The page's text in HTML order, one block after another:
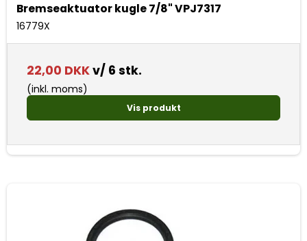
Bremseaktuator kugle 7/8" VPJ7317
16779X
22,00 DKKv/ 6 stk.
(inkl. moms)
Vis produkt